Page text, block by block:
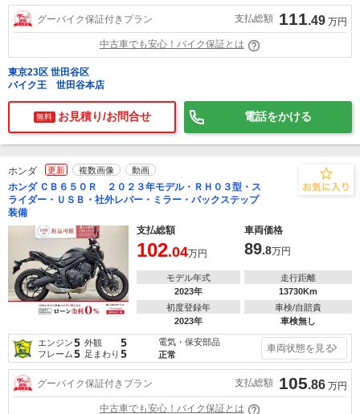
グーバイク保証付きプラン 支払総額 111.49 万円
中古車でも安心！バイク保証とは
東京23区 世田谷区
バイク王 世田谷本店
無料 お見積り/お問合せ 電話をかける
ホンダ 更新 複数画像 動画
ホンダ ＣＢ６５０Ｒ ２０２３年モデル・ＲＨ０３型・ス
ライダー・ＵＳＢ・社外レバー・ミラー・バックステップ
装備
支払総額
車両価格
102.04万円 89.8万円
モデル年式
2023年
走行距離
13730Km
初度登録年
2023年
車検/自賠責
車検無し
エンジン5 外観 5
フレーム5 足まわり 5
電気・保安部品
正常
車両状態を見る
グーバイク保証付きプラン 支払総額 105.86 万円
中古車でも安心！バイク保証とは